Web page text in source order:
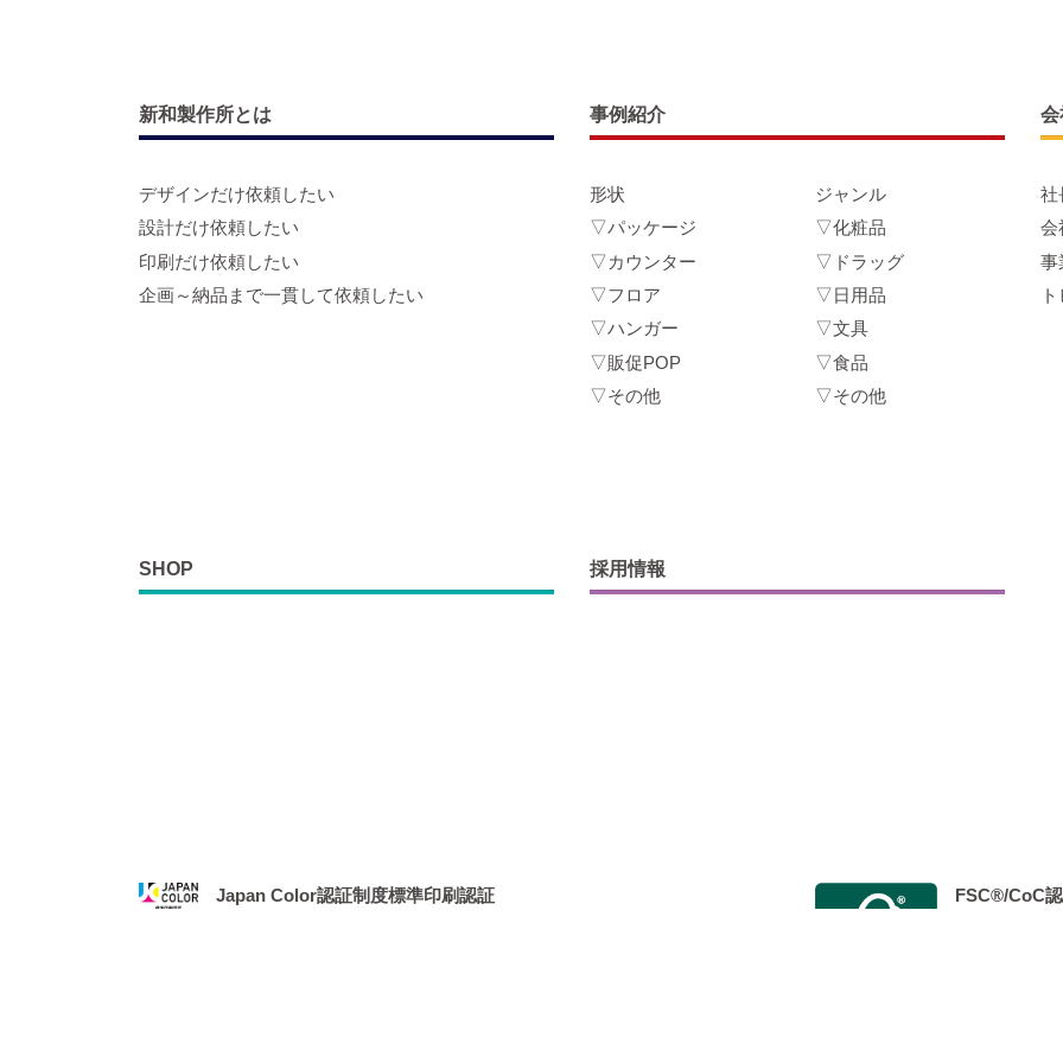
新和製作所とは
デザインだけ依頼したい
設計だけ依頼したい
印刷だけ依頼したい
企画～納品まで一貫して依頼したい
事例紹介
形状
▽パッケージ
▽カウンター
▽フロア
▽ハンガー
▽販促POP
▽その他
ジャンル
▽化粧品
▽ドラッグ
▽日用品
▽文具
▽食品
▽その他
会
社
会
事
SHOP 採用情報
Japan Color認証制度標準印刷認証
FSC®/CoC認